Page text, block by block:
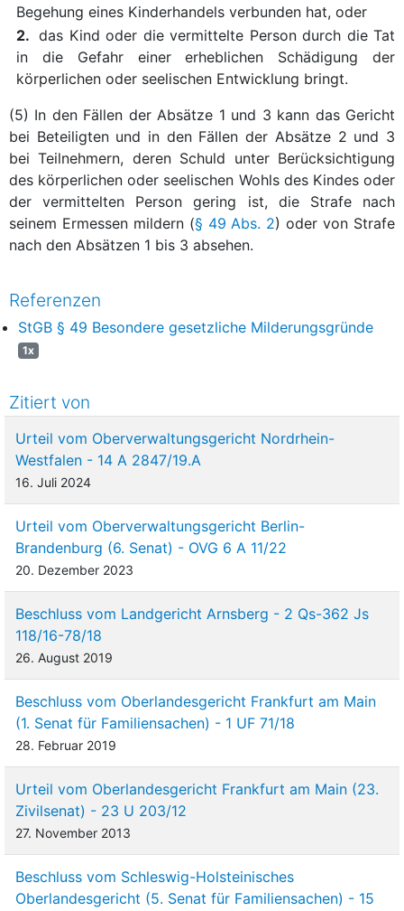
Begehung eines Kinderhandels verbunden hat, oder
2. das Kind oder die vermittelte Person durch die Tat
in die Gefahr einer erheblichen Schädigung der
körperlichen oder seelischen Entwicklung bringt.
(5) In den Fällen der Absätze 1 und 3 kann das Gericht
bei Beteiligten und in den Fällen der Absätze 2 und 3
bei Teilnehmern, deren Schuld unter Berücksichtigung
des körperlichen oder seelischen Wohls des Kindes oder
der vermittelten Person gering ist, die Strafe nach
seinem Ermessen mildern (§ 49 Abs. 2) oder von Strafe
nach den Absätzen 1 bis 3 absehen.
Referenzen
StGB § 49 Besondere gesetzliche Milderungsgründe
1x
Zitiert von
Urteil vom Oberverwaltungsgericht Nordrhein-
Westfalen - 14 A 2847/19.A
16. Juli 2024
Urteil vom Oberverwaltungsgericht Berlin-
Brandenburg (6. Senat) - OVG 6 A 11/22
20. Dezember 2023
Beschluss vom Landgericht Arnsberg - 2 Qs-362 Js
118/16-78/18
26. August 2019
Beschluss vom Oberlandesgericht Frankfurt am Main
(1. Senat für Familiensachen) - 1 UF 71/18
28. Februar 2019
Urteil vom Oberlandesgericht Frankfurt am Main (23.
Zivilsenat) - 23 U 203/12
27. November 2013
Beschluss vom Schleswig-Holsteinisches
Oberlandesgericht (5. Senat für Familiensachen) - 15